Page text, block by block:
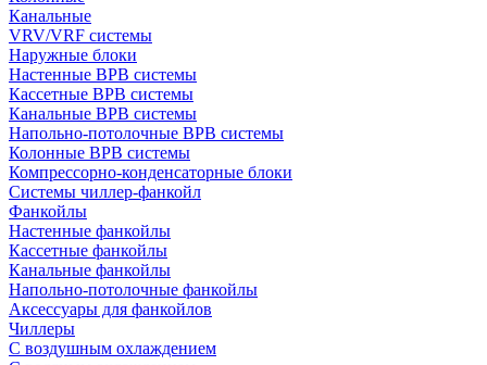
Канальные
VRV/VRF системы
Наружные блоки
Настенные ВРВ системы
Кассетные ВРВ системы
Канальные ВРВ системы
Напольно-потолочные ВРВ системы
Колонные ВРВ системы
Компрессорно-конденсаторные блоки
Системы чиллер-фанкойл
Фанкойлы
Настенные фанкойлы
Кассетные фанкойлы
Канальные фанкойлы
Напольно-потолочные фанкойлы
Аксессуары для фанкойлов
Чиллеры
С воздушным охлаждением